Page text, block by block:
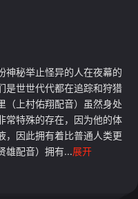
神秘举止怪异的人在夜幕的
是世世代代都在追踪和狩猎
上村佑翔配音）虽然身处
常特殊的存在，因为他的体
，因此拥有着比普通人类更
雄配音）拥有...展开